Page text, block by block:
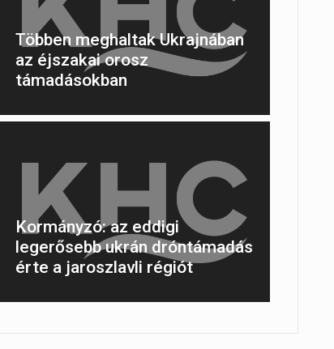
Többen meghaltak Ukrajnában
az éjszakai orosz
támadásokban
Kormányzó: az eddigi
legerősebb ukrán dróntámadás
érte a jaroszlavli régiót